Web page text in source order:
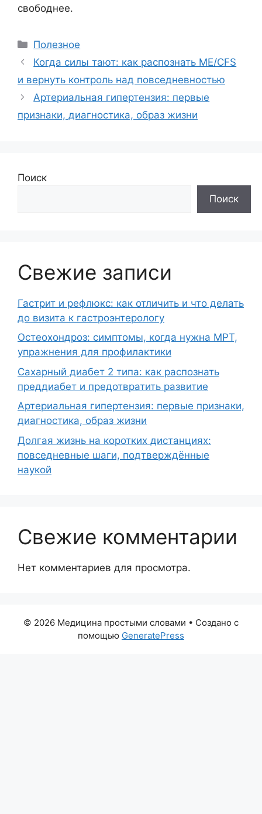
свободнее.
Рубрики
Полезное
Когда силы тают: как распознать ME/CFS
и вернуть контроль над повседневностью
Артериальная гипертензия: первые
признаки, диагностика, образ жизни
Поиск
Поиск
Свежие записи
Гастрит и рефлюкс: как отличить и что делать
до визита к гастроэнтерологу
Остеохондроз: симптомы, когда нужна МРТ,
упражнения для профилактики
Сахарный диабет 2 типа: как распознать
преддиабет и предотвратить развитие
Артериальная гипертензия: первые признаки,
диагностика, образ жизни
Долгая жизнь на коротких дистанциях:
повседневные шаги, подтверждённые
наукой
Свежие комментарии
Нет комментариев для просмотра.
© 2026 Медицина простыми словами • Создано с
помощью GeneratePress